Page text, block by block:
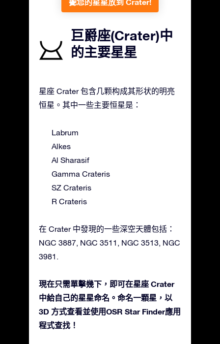
把您的星星放到 Crater!
巨爵座(Crater)中
的主要星星
星座 Crater 包含几颗构成其形状的明亮
恒星。其中一些主要恒星是：
Labrum
Alkes
Al Sharasif
Gamma Crateris
SZ Crateris
R Crateris
在 Crater 中發現的一些深空天體包括：
NGC 3887, NGC 3511, NGC 3513, NGC
3981.
現在只需單擊幾下，即可在星座 Crater
中給自己的星星命名。命名一顆星，以
3D 方式查看並使用OSR Star Finder應用
程式查找！